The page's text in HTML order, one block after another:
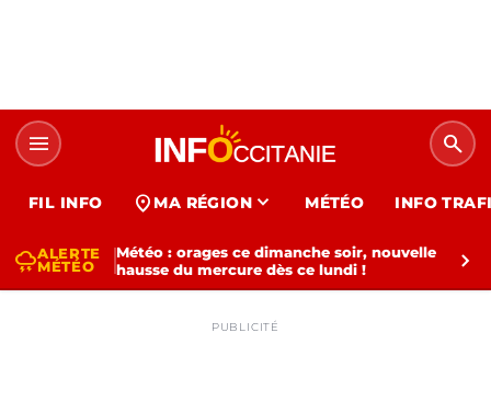
menu search
FIL INFO location_on MA RÉGION expand_more MÉTÉO INFO
thunderstormALERTE
MÉTÉO
Météo : orages ce dimanche soir, nouvelle
hausse du mercure dès ce lundi !
chevron_right
PUBLICITÉ